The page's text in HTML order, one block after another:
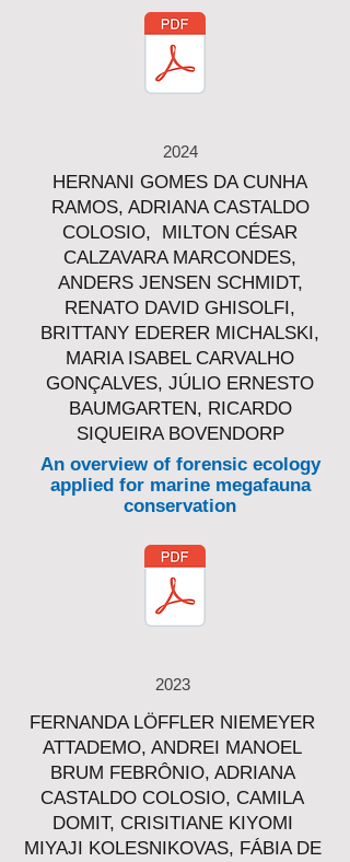
2024
HERNANI GOMES DA CUNHA
RAMOS, ADRIANA CASTALDO
COLOSIO, MILTON CÉSAR
CALZAVARA MARCONDES,
ANDERS JENSEN SCHMIDT,
RENATO DAVID GHISOLFI,
BRITTANY EDERER MICHALSKI,
MARIA ISABEL CARVALHO
GONÇALVES, JÚLIO ERNESTO
BAUMGARTEN, RICARDO
SIQUEIRA BOVENDORP
An overview of forensic ecology
applied for marine megafauna
conservation
2023
FERNANDA LÖFFLER NIEMEYER
ATTADEMO, ANDREI MANOEL
BRUM FEBRÔNIO, ADRIANA
CASTALDO COLOSIO, CAMILA
DOMIT, CRISITIANE KIYOMI
MIYAJI KOLESNIKOVAS, FÁBIA DE